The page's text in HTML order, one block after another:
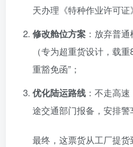
天办理《特种作业许可证
修改舱位方案 ：放弃普
（专为超重货设计，载
重豁免函”；
优化陆运路线 ：不走高
途交通部门报备，安排警
最终，这票货从工厂提